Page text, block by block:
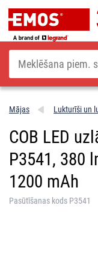
Meklēšana
Mājas Lukturīši un
COB LED
P3541, 380
1200 mAh
Pasūtīšanas kods P3541